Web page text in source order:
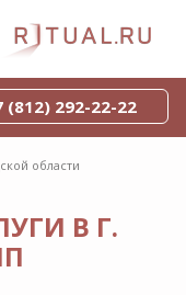
области
В Г.
(812) 292-22-22